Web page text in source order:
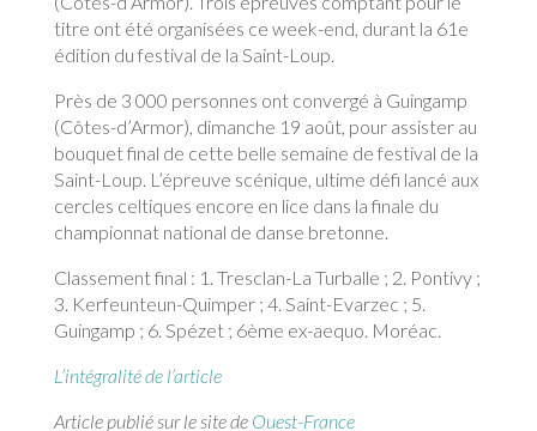
titre ont été organisées ce week-end, durant la 61e
édition du festival de la Saint-Loup.
Près de 3 000 personnes ont convergé à Guingamp
(Côtes-d’Armor), dimanche 19 août, pour assister au
bouquet final de cette belle semaine de festival de la
Saint-Loup. L’épreuve scénique, ultime défi lancé aux
cercles celtiques encore en lice dans la finale du
championnat national de danse bretonne.
Classement final : 1. Tresclan-La Turballe ; 2. Pontivy ;
3. Kerfeunteun-Quimper ; 4. Saint-Evarzec ; 5.
Guingamp ; 6. Spézet ; 6ème ex-aequo. Moréac.
L’intégralité de l’article
Article publié sur le site de Ouest-France